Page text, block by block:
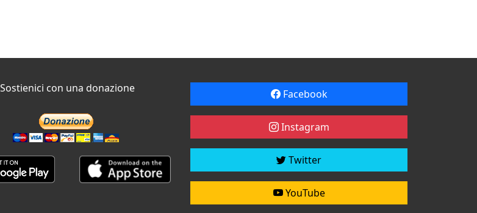
Sostienici con una donazione Facebook
Instagram
Twitter
YouTube